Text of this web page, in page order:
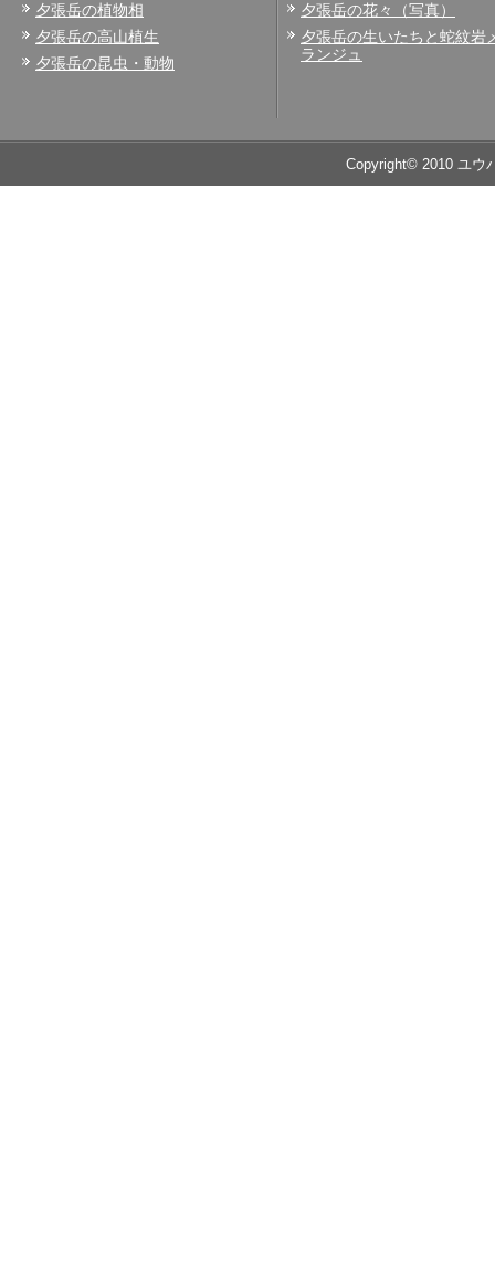
夕張岳の植物相
夕張岳の高山植生
夕張岳の昆虫・動物
夕張岳の花々（写真）
夕張岳の生いたちと蛇紋岩
ランジュ
Copyright© 2010 ユウ